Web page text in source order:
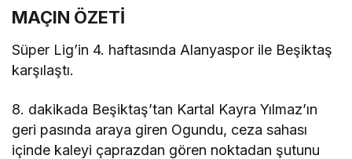
MAÇIN ÖZETİ
Süper Lig’in 4. haftasında Alanyaspor ile Beşiktaş
karşılaştı.
8. dakikada Beşiktaş’tan Kartal Kayra Yılmaz’ın
geri pasında araya giren Ogundu, ceza sahası
içinde kaleyi çaprazdan gören noktadan şutunu